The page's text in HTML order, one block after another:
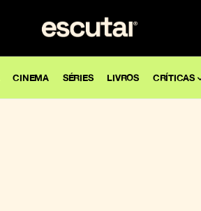
CINEMA SÉRIES LIVROS CRÍTICAS